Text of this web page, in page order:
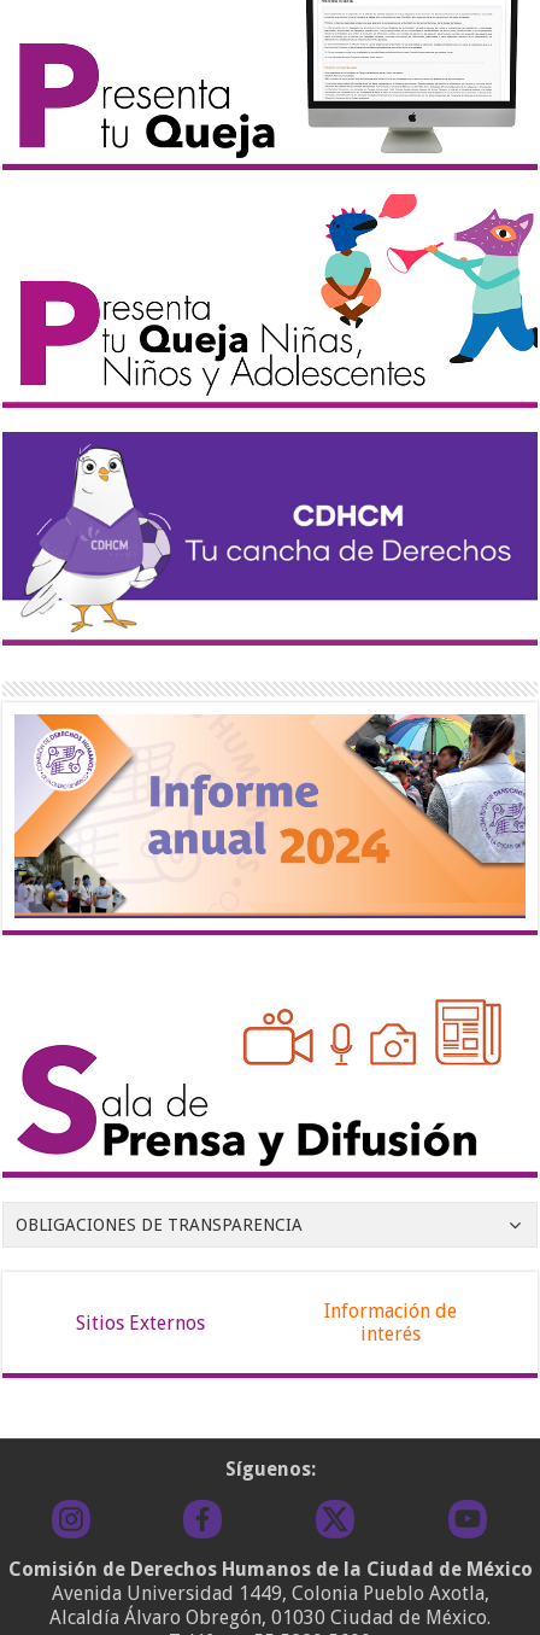
OBLIGACIONES DE TRANSPARENCIA
Sitios Externos
Información de
interés
Síguenos:
Comisión de Derechos Humanos de la Ciudad de México
Avenida Universidad 1449, Colonia Pueblo Axotla,
Alcaldía Álvaro Obregón, 01030 Ciudad de México.